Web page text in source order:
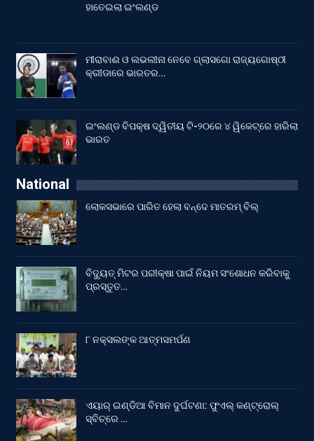
ହାତେଇଲା ଇଂଲଣ୍ଡ
ମୀରାବାଈ ଓ ଲଭଲୀନା ନେବେ ଗ୍ଲାସଗୋ ରାଜ୍ୟଗୋଷ୍ଠୀ
କ୍ରୀଡାରେ ଭାରତର…
ଇଂଲଣ୍ଡ ବିପକ୍ଷ ଦ୍ୱିତୀୟ ଟି-୨୦ରେ ୪ ୱିକେଟ୍‌ରେ ହାରିଲା
ଭାରତ
National
ଲୋକସଭାରେ ପାରିତ ହେଲା ବନ୍ଦେ ମାତରମ୍‌ ବିଲ୍‌
ବିଦ୍ୟୁତ୍ ମିଟର ପରୀକ୍ଷା ପାଇଁ ନିୟମ ସଂଶୋଧନ କରିବାକୁ
ପ୍ରସ୍ତୁତ…
୮ ନକ୍ସଲଙ୍କ ଆତ୍ମସମର୍ପଣ
ଏୟାର୍ ଇଣ୍ଡିଆ ବିମାନ ଦୁର୍ଘଟଣା: ଫୁଏଲ୍‌ କଣ୍ଟ୍ରୋଲ୍‌
ସ୍ବିଚ୍‌ରେ …